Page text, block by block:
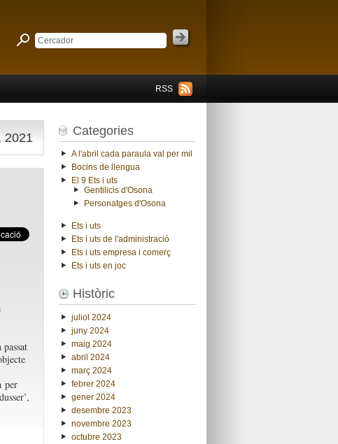
RSS
2021
per
Categories
A l'abril cada paraula val per mil
Bocins de llengua
El 9 Ets i uts
Gentilicis d'Osona
Personatges d'Osona
Ets i uts
Ets i uts de l'administració
Ets i uts empresa i comerç
Ets i uts en joc
Històric
juliol 2024
juny 2024
maig 2024
abril 2024
març 2024
febrer 2024
gener 2024
desembre 2023
novembre 2023
octubre 2023